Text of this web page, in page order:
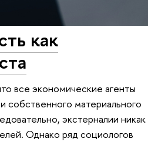
как
все экономические агенты
собственного материального
экстерналии никак
Однако ряд социологов